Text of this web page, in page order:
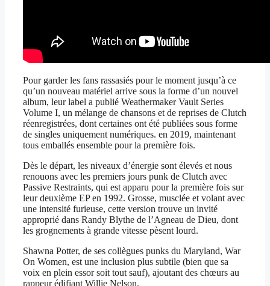
Pour garder les fans rassasiés pour le moment jusqu’à ce
qu’un nouveau matériel arrive sous la forme d’un nouvel
album, leur label a publié Weathermaker Vault Series
Volume I, un mélange de chansons et de reprises de Clutch
réenregistrées, dont certaines ont été publiées sous forme
de singles uniquement numériques. en 2019, maintenant
tous emballés ensemble pour la première fois.
Dès le départ, les niveaux d’énergie sont élevés et nous
renouons avec les premiers jours punk de Clutch avec
Passive Restraints, qui est apparu pour la première fois sur
leur deuxième EP en 1992. Grosse, musclée et volant avec
une intensité furieuse, cette version trouve un invité
approprié dans Randy Blythe de l’Agneau de Dieu, dont
les grognements à grande vitesse pèsent lourd.
Shawna Potter, de ses collègues punks du Maryland, War
On Women, est une inclusion plus subtile (bien que sa
voix en plein essor soit tout sauf), ajoutant des chœurs au
rappeur édifiant Willie Nelson.